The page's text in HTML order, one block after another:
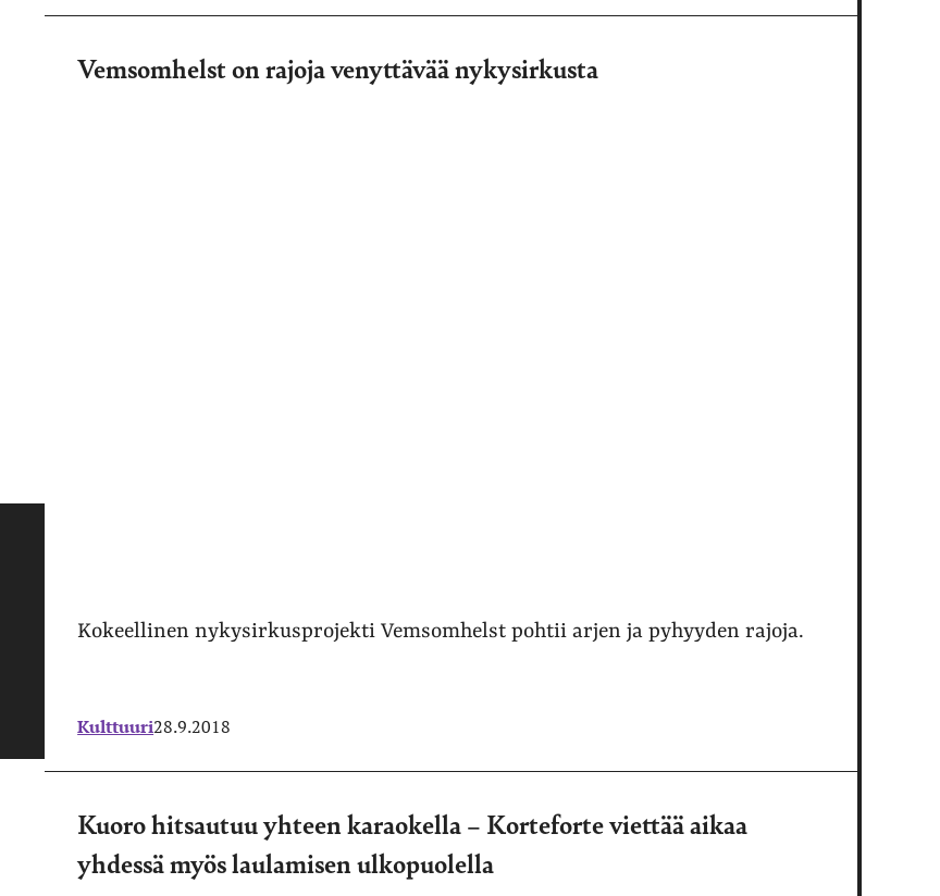
Vemsomhelst on rajoja venyttävää nykysirkusta
Kokeellinen nykysirkusprojekti Vemsomhelst pohtii arjen ja pyhyyden rajoja.
Kulttuuri28.9.2018
Kuoro hitsautuu yhteen karaokella – Korteforte viettää aikaa
yhdessä myös laulamisen ulkopuolella